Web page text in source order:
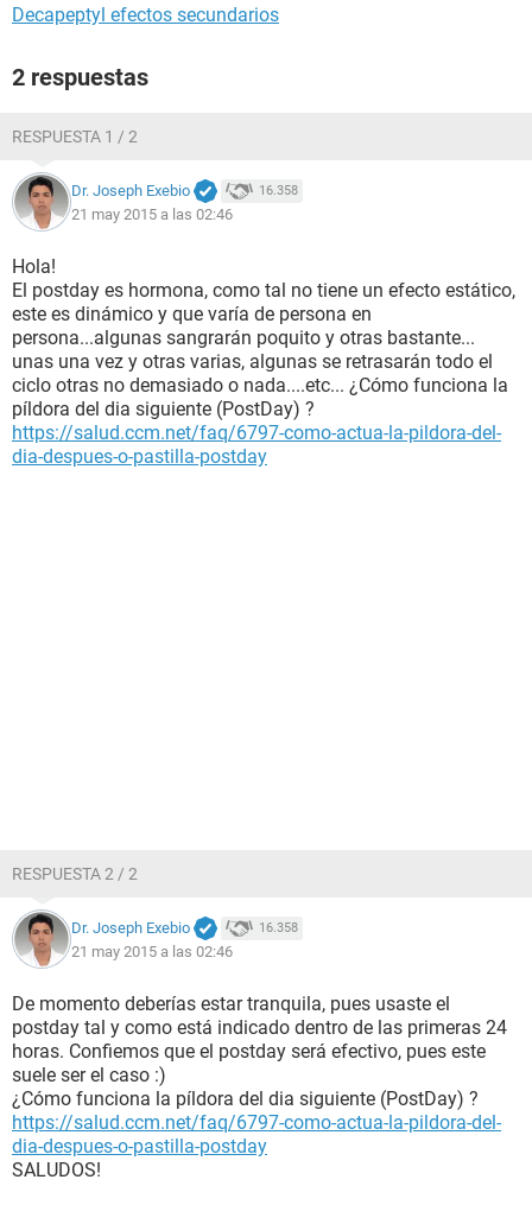
Decapeptyl efectos secundarios
2 respuestas
RESPUESTA 1 / 2
Dr. Joseph Exebio 16.358
21 may 2015 a las 02:46
Hola!
El postday es hormona, como tal no tiene un efecto estático,
este es dinámico y que varía de persona en
persona...algunas sangrarán poquito y otras bastante...
unas una vez y otras varias, algunas se retrasarán todo el
ciclo otras no demasiado o nada....etc... ¿Cómo funciona la
píldora del dia siguiente (PostDay) ?
https://salud.ccm.net/faq/6797-como-actua-la-pildora-del-
dia-despues-o-pastilla-postday
RESPUESTA 2 / 2
Dr. Joseph Exebio 16.358
21 may 2015 a las 02:46
De momento deberías estar tranquila, pues usaste el
postday tal y como está indicado dentro de las primeras 24
horas. Confiemos que el postday será efectivo, pues este
suele ser el caso :)
¿Cómo funciona la píldora del dia siguiente (PostDay) ?
https://salud.ccm.net/faq/6797-como-actua-la-pildora-del-
dia-despues-o-pastilla-postday
SALUDOS!